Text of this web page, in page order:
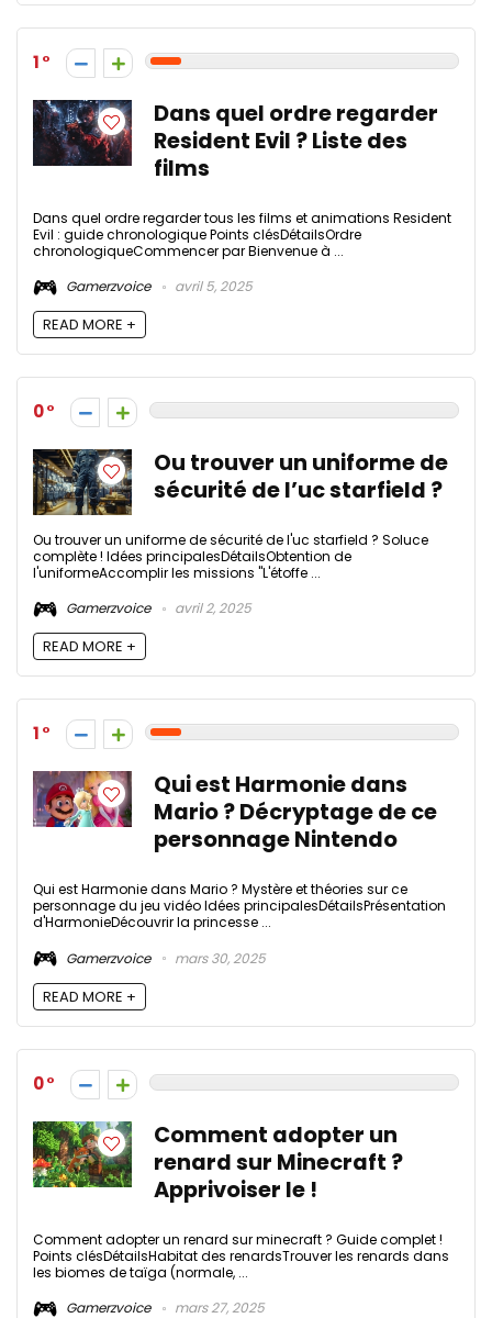
1
Dans quel ordre regarder
Resident Evil ? Liste des
films
Dans quel ordre regarder tous les films et animations Resident
Evil : guide chronologique Points clésDétailsOrdre
chronologiqueCommencer par Bienvenue à ...
Gamerzvoice
avril 5, 2025
READ MORE +
0
Ou trouver un uniforme de
sécurité de l’uc starfield ?
Ou trouver un uniforme de sécurité de l'uc starfield ? Soluce
complète ! Idées principalesDétailsObtention de
l'uniformeAccomplir les missions "L'étoffe ...
Gamerzvoice
avril 2, 2025
READ MORE +
1
Qui est Harmonie dans
Mario ? Décryptage de ce
personnage Nintendo
Qui est Harmonie dans Mario ? Mystère et théories sur ce
personnage du jeu vidéo Idées principalesDétailsPrésentation
d'HarmonieDécouvrir la princesse ...
Gamerzvoice
mars 30, 2025
READ MORE +
0
Comment adopter un
renard sur Minecraft​ ?
Apprivoiser le !
Comment adopter un renard sur minecraft​ ? Guide complet !
Points clésDétailsHabitat des renardsTrouver les renards dans
les biomes de taïga (normale, ...
Gamerzvoice
mars 27, 2025